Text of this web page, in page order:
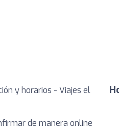
y horarios - Viajes el
de manera online